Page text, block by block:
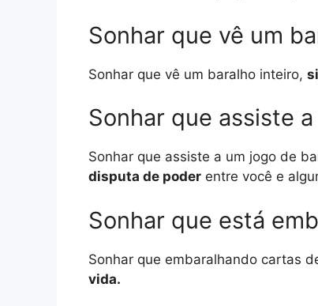
Sonhar que vê um
Sonhar que vê um baralho inteiro,
Sonhar que assiste
Sonhar que assiste a um jogo de
disputa de poder entre você e
Sonhar que está
Sonhar que embaralhando cartas
vida.